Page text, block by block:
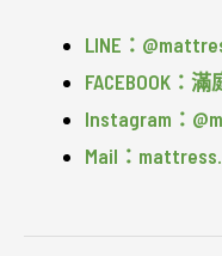
LINE：
FACEBOOK：
Instagram：
Mail：